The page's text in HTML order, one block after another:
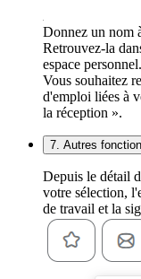
Donnez un nom
Retrouvez-la
espace personnel.
Vous souhaitez
d'emploi liées à
la réception ».
7. Autres
Depuis le détail
votre sélection,
de travail et la